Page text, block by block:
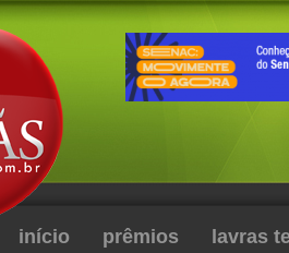
início prêmios lavras